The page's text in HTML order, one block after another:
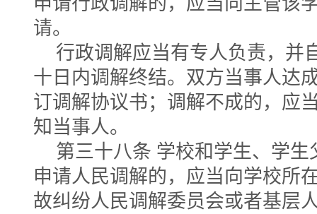
请。
行政调解应当有专人负责，并
十日内调解终结。双方当事人达
订调解协议书；调解不成的，应
知当事人。
第三十八条 学校和学生、学
申请人民调解的，应当向学校所
故纠纷人民调解委员会或者基层